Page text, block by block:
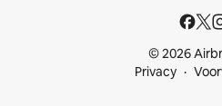
© 2026
Privacy